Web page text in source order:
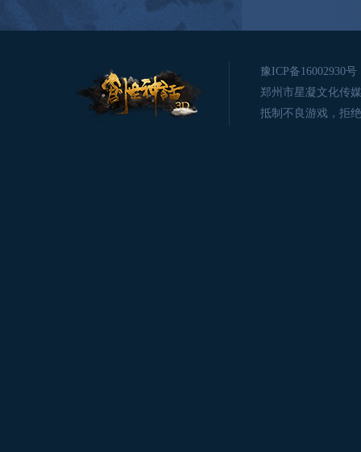
豫ICP备16002930号
郑州市星凝文化传
抵制不良游戏，拒